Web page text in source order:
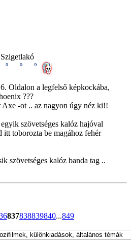
Szigetlakó
Oldalon a legfelső képkockába,
???
-ot .. az nagyon úgy néz ki!!
szövetséges kalóz hajóval
itt toborozta be magához fehér
szövetséges kalóz banda tag ..
837838839840...849